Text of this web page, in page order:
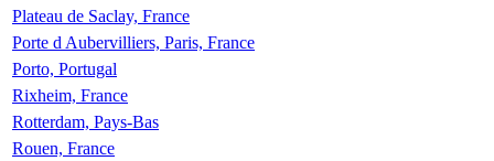
Plateau de Saclay, France
Porte d Aubervilliers, Paris, France
Porto, Portugal
Rixheim, France
Rotterdam, Pays-Bas
Rouen, France